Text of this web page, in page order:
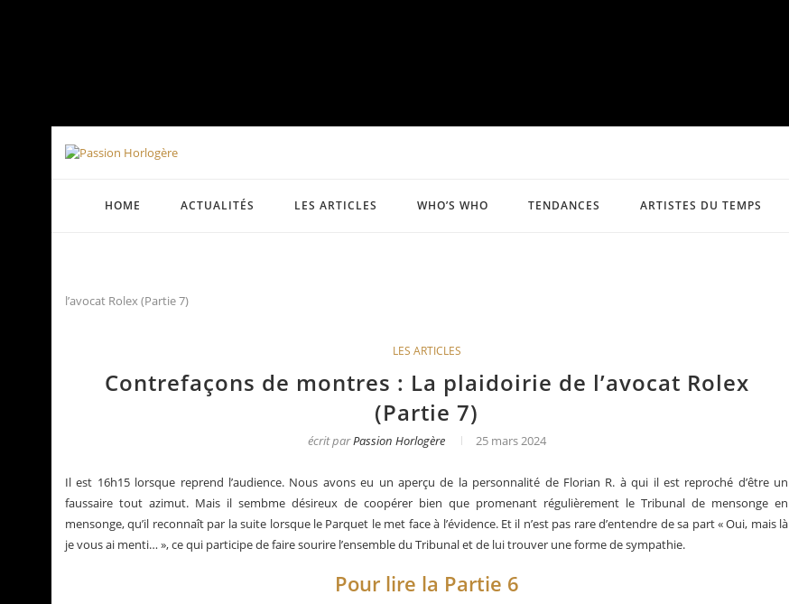
HOME ACTUALITÉS LES ARTICLES WHO’S WHO TENDANCES ARTISTES DU TEMPS
l’avocat Rolex (Partie 7)
LES ARTICLES
Contrefaçons de montres : La plaidoirie de l’avocat Rolex
(Partie 7)
écrit parPassion Horlogère 25 mars 2024
Il est 16h15 lorsque reprend l’audience. Nous avons eu un aperçu de la personnalité de Florian R. à qui il est reproché d’être un
faussaire tout azimut. Mais il sembme désireux de coopérer bien que promenant régulièrement le Tribunal de mensonge en
mensonge, qu’il reconnaît par la suite lorsque le Parquet le met face à l’évidence. Et il n’est pas rare d’entendre de sa part « Oui, mais là
je vous ai menti… », ce qui participe de faire sourire l’ensemble du Tribunal et de lui trouver une forme de sympathie.
Pour lire la Partie 6